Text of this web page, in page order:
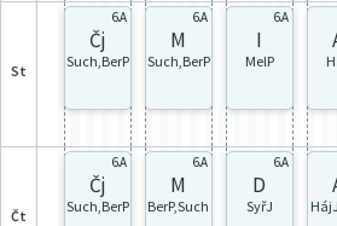
st
6.A
Čj
Such,BerP
6.A
M
Such,BerP
6.A
I
MelP
čt
6.A
Čj
Such,BerP
6.A
M
BerP,Such
6.A
D
SyřJ